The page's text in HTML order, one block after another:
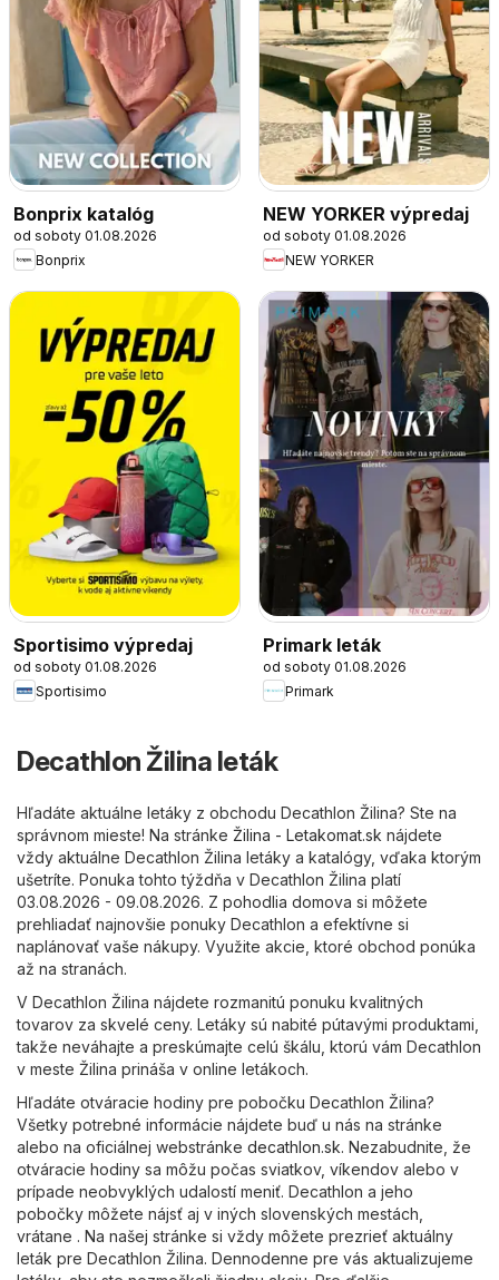
Bonprix katalóg
od soboty 01.08.2026
Bonprix
NEW YORKER výpredaj
od soboty 01.08.2026
NEW YORKER
Sportisimo výpredaj
od soboty 01.08.2026
Sportisimo
Primark leták
od soboty 01.08.2026
Primark
Decathlon Žilina leták
Hľadáte aktuálne letáky z obchodu Decathlon Žilina? Ste na
správnom mieste! Na stránke Žilina - Letakomat.sk nájdete
vždy aktuálne Decathlon Žilina letáky a katalógy, vďaka ktorým
ušetríte. Ponuka tohto týždňa v Decathlon Žilina platí
03.08.2026 - 09.08.2026. Z pohodlia domova si môžete
prehliadať najnovšie ponuky Decathlon a efektívne si
naplánovať vaše nákupy. Využite akcie, ktoré obchod ponúka
až na stranách.
V Decathlon Žilina nájdete rozmanitú ponuku kvalitných
tovarov za skvelé ceny. Letáky sú nabité pútavými produktami,
takže neváhajte a preskúmajte celú škálu, ktorú vám Decathlon
v meste Žilina prináša v online letákoch.
Hľadáte otváracie hodiny pre pobočku Decathlon Žilina?
Všetky potrebné informácie nájdete buď u nás na stránke
alebo na oficiálnej webstránke decathlon.sk. Nezabudnite, že
otváracie hodiny sa môžu počas sviatkov, víkendov alebo v
prípade neobvyklých udalostí meniť. Decathlon a jeho
pobočky môžete nájsť aj v iných slovenských mestách,
vrátane . Na našej stránke si vždy môžete prezrieť aktuálny
leták pre Decathlon Žilina. Dennodenne pre vás aktualizujeme